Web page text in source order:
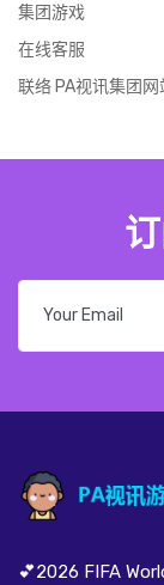
集团游戏
在线客服
联络 PA视讯集团网
💕2026 FIFA